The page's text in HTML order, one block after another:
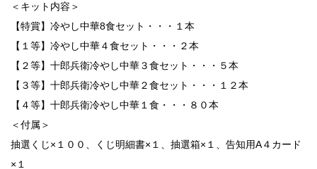
＜キット内容＞
【特賞】冷やし中華8食セット・・・１本
【１等】冷やし中華４食セット・・・２本
【２等】十郎兵衛冷やし中華３食セット・・・５本
【３等】十郎兵衛冷やし中華２食セット・・・１２本
【４等】十郎兵衛冷やし中華１食・・・８０本
＜付属＞
抽選くじ×１００、くじ明細書×１、抽選箱×１、告知用A４カード
×１